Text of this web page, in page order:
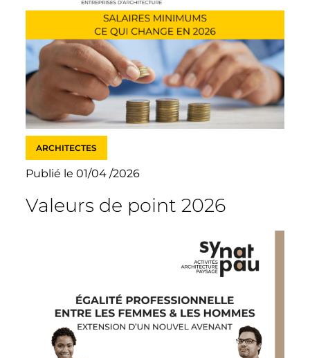
ARCHITECTES
Publié le 01/04 /2026
Valeurs de point 2026